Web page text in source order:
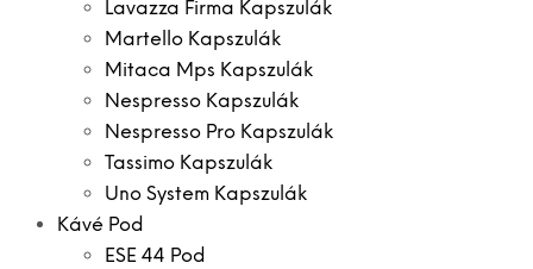
Lavazza Firma Kapszulák
Martello Kapszulák
Mitaca Mps Kapszulák
Nespresso Kapszulák
Nespresso Pro Kapszulák
Tassimo Kapszulák
Uno System Kapszulák
Kávé Pod
ESE 44 Pod